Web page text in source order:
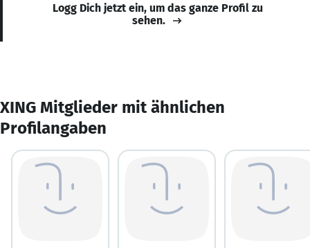
Logg Dich jetzt ein, um das ganze Profil zu
sehen.
XING Mitglieder mit ähnlichen
Profilangaben